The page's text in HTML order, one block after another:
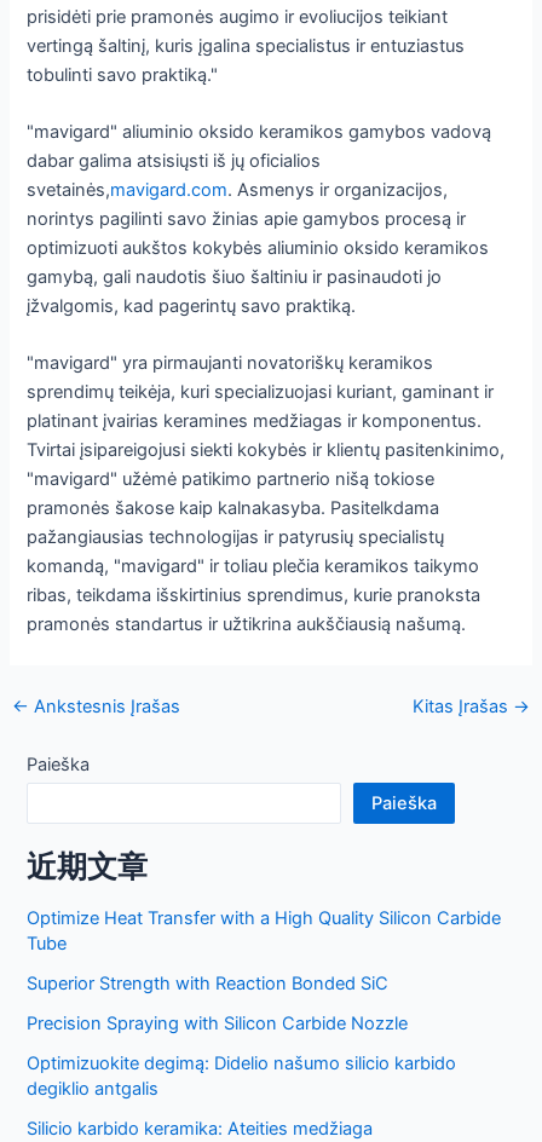
prisidėti prie pramonės augimo ir evoliucijos teikiant
vertingą šaltinį, kuris įgalina specialistus ir entuziastus
tobulinti savo praktiką."
"mavigard" aliuminio oksido keramikos gamybos vadovą
dabar galima atsisiųsti iš jų oficialios
svetainės,mavigard.com. Asmenys ir organizacijos,
norintys pagilinti savo žinias apie gamybos procesą ir
optimizuoti aukštos kokybės aliuminio oksido keramikos
gamybą, gali naudotis šiuo šaltiniu ir pasinaudoti jo
įžvalgomis, kad pagerintų savo praktiką.
"mavigard" yra pirmaujanti novatoriškų keramikos
sprendimų teikėja, kuri specializuojasi kuriant, gaminant ir
platinant įvairias keramines medžiagas ir komponentus.
Tvirtai įsipareigojusi siekti kokybės ir klientų pasitenkinimo,
"mavigard" užėmė patikimo partnerio nišą tokiose
pramonės šakose kaip kalnakasyba. Pasitelkdama
pažangiausias technologijas ir patyrusių specialistų
komandą, "mavigard" ir toliau plečia keramikos taikymo
ribas, teikdama išskirtinius sprendimus, kurie pranoksta
pramonės standartus ir užtikrina aukščiausią našumą.
Įrašų
← Ankstesnis Įrašas Kitas Įrašas →
Paieška
Paieška
近期文章
Optimize Heat Transfer with a High Quality Silicon Carbide
Tube
Superior Strength with Reaction Bonded SiC
Precision Spraying with Silicon Carbide Nozzle
Optimizuokite degimą: Didelio našumo silicio karbido
degiklio antgalis
Silicio karbido keramika: Ateities medžiaga